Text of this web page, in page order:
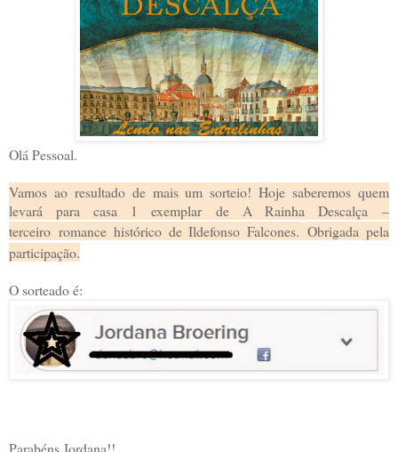
Olá Pessoal.
Vamos ao resultado de mais um sorteio! Hoje saberemos quem
levará para casa
1 exemplar de A Rainha Descalça –
terceiro romance histórico de Ildefonso Falcones. Obrigada pela
participação.
O sorteado é:
Parabéns Jordana!!